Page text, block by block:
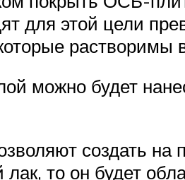
для этой цели
растворимы
можно будет
создать на
то он будет